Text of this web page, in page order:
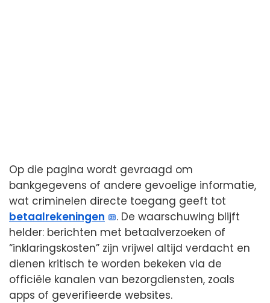
Op die pagina wordt gevraagd om
bankgegevens of andere gevoelige informatie,
wat criminelen directe toegang geeft tot
betaalrekeningen
. De waarschuwing blijft
helder: berichten met betaalverzoeken of
“inklaringskosten” zijn vrijwel altijd verdacht en
dienen kritisch te worden bekeken via de
officiële kanalen van bezorgdiensten, zoals
apps of geverifieerde websites.